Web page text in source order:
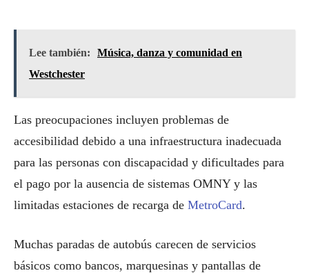
Lee también:
Música, danza y comunidad en
Westchester
Las preocupaciones incluyen problemas de
accesibilidad debido a una infraestructura inadecuada
para las personas con discapacidad y dificultades para
el pago por la ausencia de sistemas OMNY y las
limitadas estaciones de recarga de MetroCard.
Muchas paradas de autobús carecen de servicios
básicos como bancos, marquesinas y pantallas de